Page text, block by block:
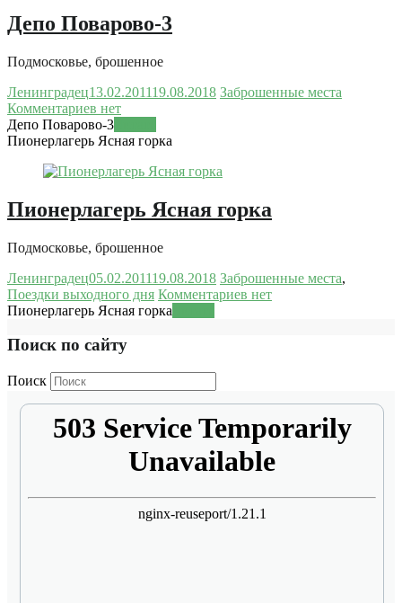
Депо Поварово-3
Подмосковье, брошенное
Ленинградец13.02.201119.08.2018 Заброшенные места
Комментариев нет
Депо Поварово-3
Пионерлагерь Ясная горка
Пионерлагерь Ясная горка
Подмосковье, брошенное
Ленинградец05.02.201119.08.2018 Заброшенные места,
Поездки выходного дня Комментариев нет
Пионерлагерь Ясная горка
Поиск по сайту
Поиск